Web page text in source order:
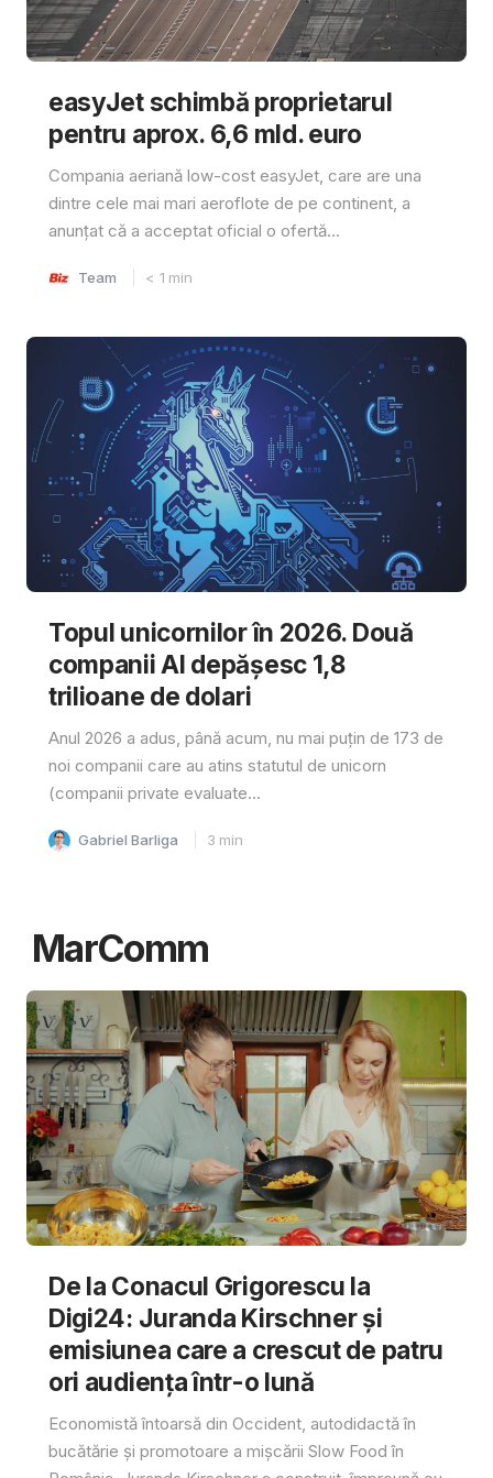
easyJet schimbă proprietarul
pentru aprox. 6,6 mld. euro
Compania aeriană low-cost easyJet, care are una
dintre cele mai mari aeroflote de pe continent, a
anunțat că a acceptat oficial o ofertă...
Team < 1 min
Topul unicornilor în 2026. Două
companii AI depășesc 1,8
trilioane de dolari
Anul 2026 a adus, până acum, nu mai puțin de 173 de
noi companii care au atins statutul de unicorn
(companii private evaluate...
Gabriel Barliga 3 min
MarComm
De la Conacul Grigorescu la
Digi24: Juranda Kirschner și
emisiunea care a crescut de patru
ori audiența într-o lună
Economistă întoarsă din Occident, autodidactă în
bucătărie și promotoare a mișcării Slow Food în